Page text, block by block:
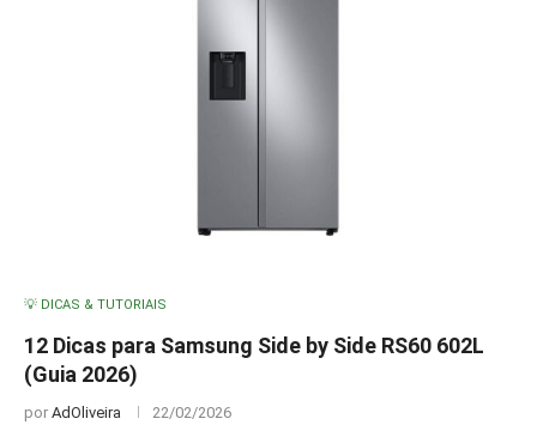
💡 DICAS & TUTORIAIS
12 Dicas para Samsung Side by Side RS60 602L
(Guia 2026)
por AdOliveira 22/02/2026